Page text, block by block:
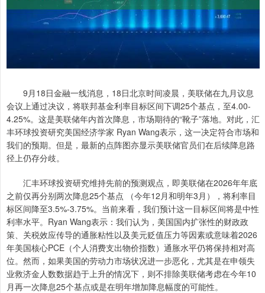
9月18日金融一线消息，18日北京时间凌晨，美联储在九月议息
会议上通过决议，将联邦基金利率目标区间下调25个基点，至4.00-
4.25%。这是美联储年内首次降息，市场期待的“靴子”落地。对此，汇
丰环球投资研究美国经济学家 Ryan Wang表示，这一决定符合市场和
我们的预期。但是，最新的点阵图亦显示美联储官员们在后续降息路
径上仍存分歧。
汇丰环球投资研究维持先前的预测观点，即美联储在2026年年底
之前仅再分别两次降息25个基点 （今年12月和明年3月），将利率目
标区间降至3.5%-3.75%。当前来看，我们预计这一目标区间将是中性
利率水平。Ryan Wang表示：我们认为，美国国内扩张性的财政政
策、关税效应传导的通胀粘性以及美元贬值压力等因素或意味着2026
年美国核心PCE（个人消费支出物价指数）通胀水平仍将保持相对高
位。然而，如果美国的劳动力市场状况进一步恶化，尤其是在申领失
业救济金人数数据趋于上升的情况下，则不排除美联储考虑在今年10
月再一次降息25个基点或是在明年增加降息幅度的可能性。